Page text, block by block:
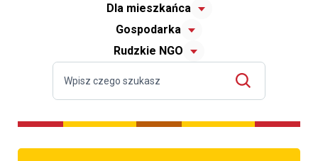
Dla mieszkańca
Gospodarka
Rudzkie NGO